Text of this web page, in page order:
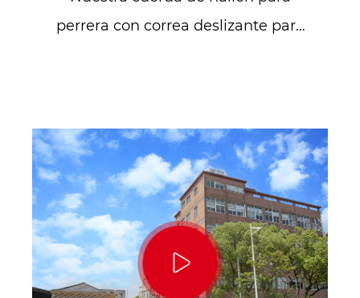
perrera con correa deslizante para